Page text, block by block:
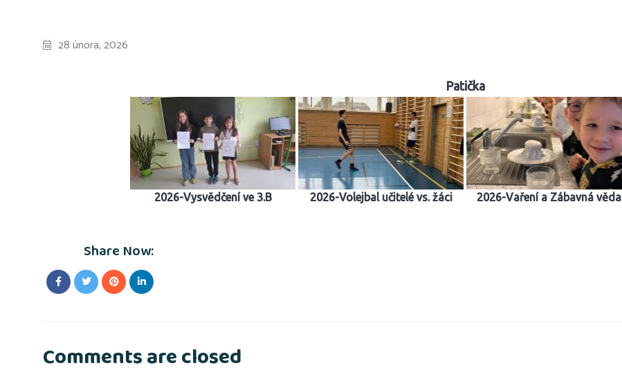
28 února, 2026
Patička
2026-Vysvědčení ve 3.B 2026-Volejbal učitelé vs. žáci 2026-Vaření a Zábavná věda
Share Now:
Comments are closed